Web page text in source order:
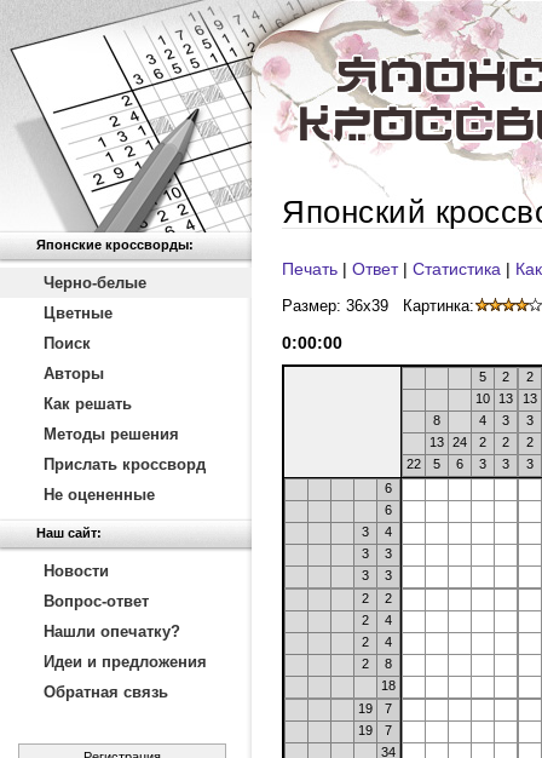
Японские кроссворды:
Черно-белые
Цветные
Поиск
Авторы
Как решать
Методы решения
Прислать кроссворд
Не оцененные
Наш сайт:
Новости
Вопрос-ответ
Нашли опечатку?
Идеи и предложения
Обратная связь
Японский
Печать | Ответ| Статистика |
Размер: 36x39 Картинка:
0:00:00
5 2
2
10
13
13
8
4 3
3
13 24 2 2
2
22
5 6 3 3
3
6
6
3
4
3
3
3
3
2
2
2
4
2
4
2
8
18
19
7
19
7
34